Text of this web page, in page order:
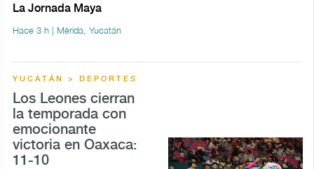
La Jornada Maya
Hace 3 h | Mérida, Yucatán
YUCATÁN > DEPORTES
Los Leones cierran
la temporada con
emocionante
victoria en Oaxaca:
11-10